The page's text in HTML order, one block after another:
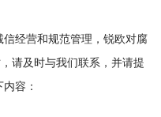
经营和规范管理，锐欧对腐
请及时与我们联系，并请提
容：